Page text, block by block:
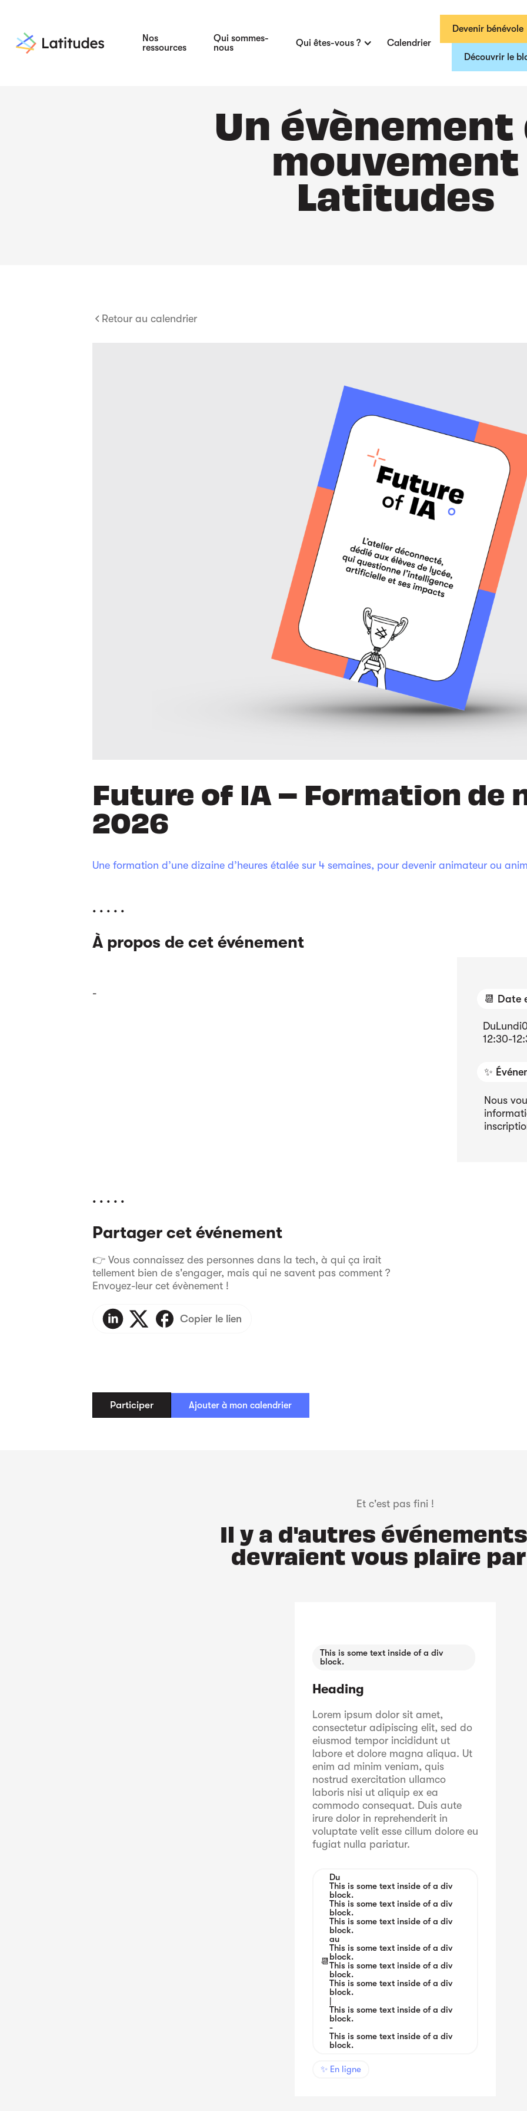
Nos
ressources
Qui sommes-
nous
Qui êtes-vous ? Calendrier
Devenir bénévole
Découvrir le
Un évènement
mouvement
Latitudes
Retour au calendrier
Future of IA – Formation de
2026
Une formation d’une dizaine d’heures étalée sur 4 semaines, pour devenir animateur ou
. . . . .
À propos de cet événement
- 📆 Date
Du Lundi
12:30-
✨
Nous
. . . . .
Partager cet événement
👉 Vous connaissez des personnes dans la tech, à qui ça irait
tellement bien de s'engager, mais qui ne savent pas comment ?
Envoyez-leur cet évènement !
Copier le lien
Participer Ajouter à mon calendrier
Et c'est pas fini !
Il y a d'autres
devraient vous plaire
This is some text inside of a div
block.
Heading
Lorem ipsum dolor sit amet,
consectetur adipiscing elit, sed do
eiusmod tempor incididunt ut
labore et dolore magna aliqua. Ut
enim ad minim veniam, quis
nostrud exercitation ullamco
laboris nisi ut aliquip ex ea
commodo consequat. Duis aute
irure dolor in reprehenderit in
voluptate velit esse cillum dolore eu
fugiat nulla pariatur.
📆
Du
This is some text inside of a div
block.
This is some text inside of a div
block.
This is some text inside of a div
block.
au
This is some text inside of a div
block.
This is some text inside of a div
block.
This is some text inside of a div
block.
|
This is some text inside of a div
block.
-
This is some text inside of a div
block.
✨ En ligne